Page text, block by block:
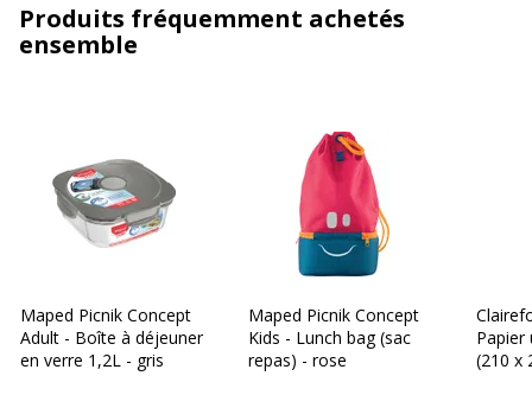
Produits fréquemment achetés
ensemble
Maped Picnik Concept
Adult - Boîte à déjeuner
en verre 1,2L - gris
Maped Picnik Concept
Kids - Lunch bag (sac
repas) - rose
Papier
(210 x